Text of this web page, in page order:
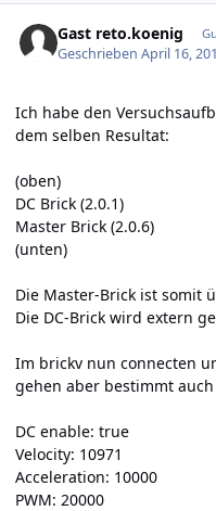
Gast reto.koenig
GeschriebenApril 16,
Ich habe den
dem selben Resultat:
(oben)
DC Brick (2.0.1)
Master Brick (2.0.6)
(unten)
Die Master-Brick ist somit
Die DC-Brick wird extern
Im brickv nun connecten
gehen aber bestimmt
DC enable: true
Velocity: 10971
Acceleration: 10000
PWM: 20000